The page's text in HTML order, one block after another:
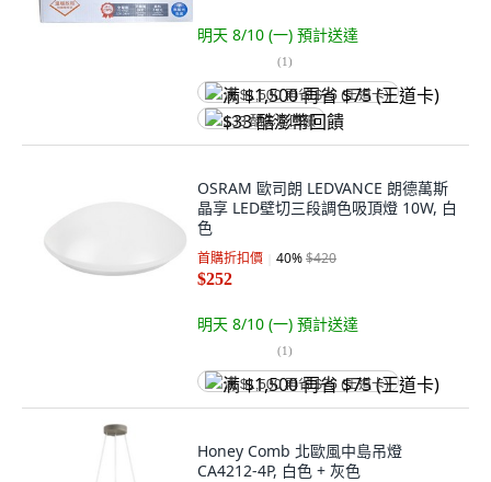
明天 8/10 (一) 預計送達
(1)
满 $1,500 再省 $75 (王道卡)
$33 酷澎幣回饋
OSRAM 歐司朗 LEDVANCE 朗德萬斯
晶享 LED壁切三段調色吸頂燈 10W, 白
色
首購折扣價 40%$420
$252
明天 8/10 (一) 預計送達
(1)
满 $1,500 再省 $75 (王道卡)
Honey Comb 北歐風中島吊燈
CA4212-4P, 白色 + 灰色